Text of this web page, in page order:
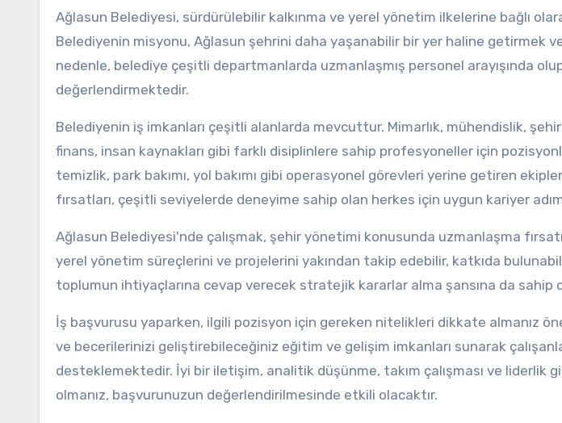
Ağlasun Belediyesi, sürdürülebilir kalkınma ve yerel yönetim ilkelerine bağlı
Belediyenin misyonu, Ağlasun şehrini daha yaşanabilir bir yer haline getirmek ve
nedenle, belediye çeşitli departmanlarda uzmanlaşmış personel arayışında
değerlendirmektedir.
Belediyenin iş imkanları çeşitli alanlarda mevcuttur. Mimarlık, mühendislik,
finans, insan kaynakları gibi farklı disiplinlere sahip profesyoneller için
temizlik, park bakımı, yol bakımı gibi operasyonel görevleri yerine getiren
fırsatları, çeşitli seviyelerde deneyime sahip olan herkes için uygun kariyer
Ağlasun Belediyesi'nde çalışmak, şehir yönetimi konusunda uzmanlaşma
yerel yönetim süreçlerini ve projelerini yakından takip edebilir, katkıda
toplumun ihtiyaçlarına cevap verecek stratejik kararlar alma şansına da sahip
İş başvurusu yaparken, ilgili pozisyon için gereken nitelikleri dikkate almanız
ve becerilerinizi geliştirebileceğiniz eğitim ve gelişim imkanları sunarak
desteklemektedir. İyi bir iletişim, analitik düşünme, takım çalışması ve liderlik
olmanız, başvurunuzun değerlendirilmesinde etkili olacaktır.